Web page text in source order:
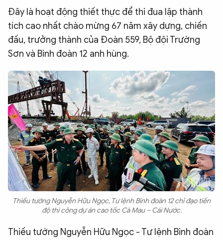
VĂN HÓA - THỂ THAO
BẠN ĐỌC & CAND
ĐA PHƯƠNG TIỆN
eMagazine
Podcast
Video Ảnh
Infographic
Chuyên trang An ninh thế giớiVăn nghệ Công an
Chuyên đề
Đây là hoạt động thiết thực để thi đua lập thành
tích cao nhất chào mừng 67 năm xây dựng, chiến
đấu, trưởng thành của Đoàn 559, Bộ đội Trường
Sơn và Binh đoàn 12 anh hùng.
Thiếu tướng Nguyễn Hữu Ngọc, Tư lệnh Binh đoàn 12 chỉ đạo tiến
độ thi công dự án cao tốc Cà Mau – Cái Nước.
Thiếu tướng Nguyễn Hữu Ngọc - Tư lệnh Binh đoàn